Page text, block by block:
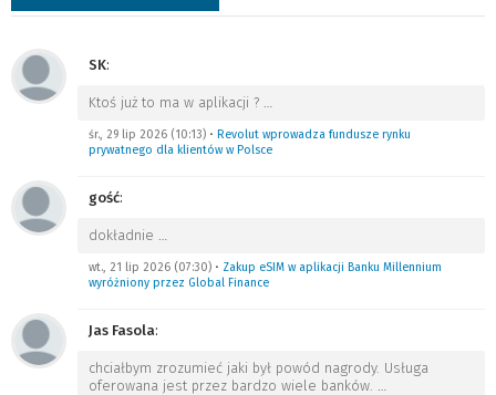
SK:
Ktoś już to ma w aplikacji ? …
śr., 29 lip 2026 (10:13) • Revolut wprowadza fundusze rynku
prywatnego dla klientów w Polsce
gość:
dokładnie …
wt., 21 lip 2026 (07:30) • Zakup eSIM w aplikacji Banku Millennium
wyróżniony przez Global Finance
Jas Fasola:
chciałbym zrozumieć jaki był powód nagrody. Usługa
oferowana jest przez bardzo wiele banków. …